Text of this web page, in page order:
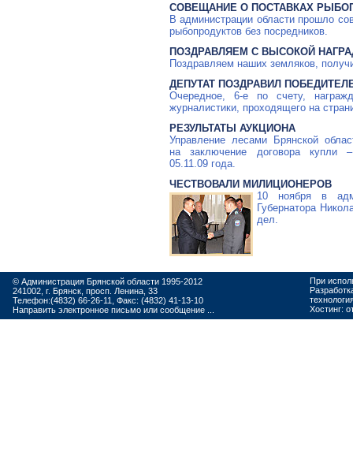
СОВЕЩАНИЕ О ПОСТАВКАХ
В администрации области прошло
рыбопродуктов без посредников.
ПОЗДРАВЛЯЕМ С ВЫСОКОЙ
Поздравляем наших земляков,
ДЕПУТАТ ПОЗДРАВИЛ
Очередное, 6-епо счету,
журналистики, проходящего на
РЕЗУЛЬТАТЫ АУКЦИОНА
Управление лесами Брянской
на заключение договора купли
05.11.09 года.
ЧЕСТВОВАЛИ МИЛИЦИОНЕРОВ
10 ноября в
Губернатора
дел.
© Администрация Брянской области 1995-2012
241002, г. Брянск, просп. Ленина, 33
Телефон:(4832) 66-26-11, Факс: (4832) 41-13-10
Направить электронное письмо или сообщение ...
При
Хостинг: